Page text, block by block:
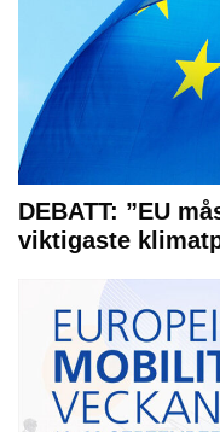
DEBATT: ”EU
viktigaste